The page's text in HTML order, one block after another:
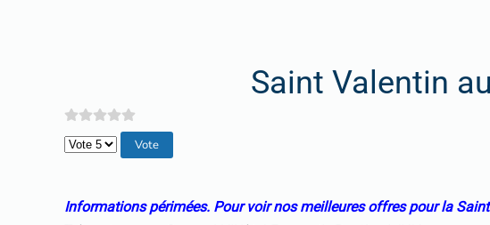
Saint Valentin
Veuillez voter
Informations périmées. Pour voir nos meilleures offres pour la